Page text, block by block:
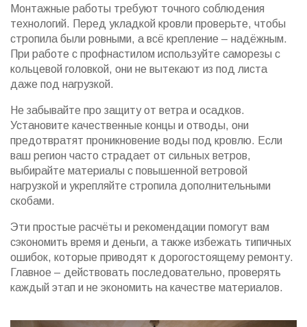
Монтажные работы требуют точного соблюдения
технологий. Перед укладкой кровли проверьте, чтобы
стропила были ровными, а всё крепление – надёжным.
При работе с профнастилом используйте саморезы с
кольцевой головкой, они не вытекают из под листа
даже под нагрузкой.
Не забывайте про защиту от ветра и осадков.
Установите качественные концы и отводы, они
предотвратят проникновение воды под кровлю. Если
ваш регион часто страдает от сильных ветров,
выбирайте материалы с повышенной ветровой
нагрузкой и укрепляйте стропила дополнительными
скобами.
Эти простые расчёты и рекомендации помогут вам
сэкономить время и деньги, а также избежать типичных
ошибок, которые приводят к дорогостоящему ремонту.
Главное – действовать последовательно, проверять
каждый этап и не экономить на качестве материалов.